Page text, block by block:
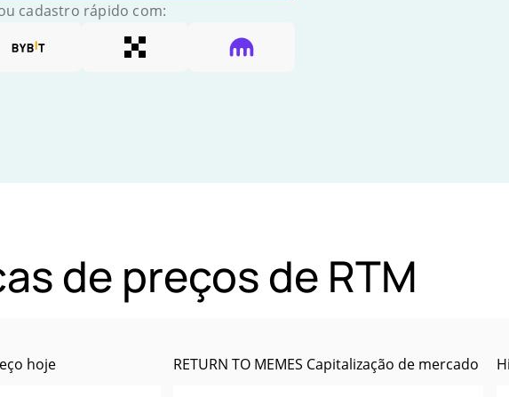
cadastro rápido com:
de preços de RTM
hoje RETURN TO MEMES Capitalização de mercado